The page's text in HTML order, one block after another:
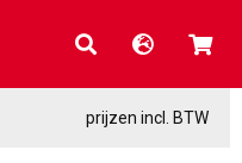
prijzen incl. BTW